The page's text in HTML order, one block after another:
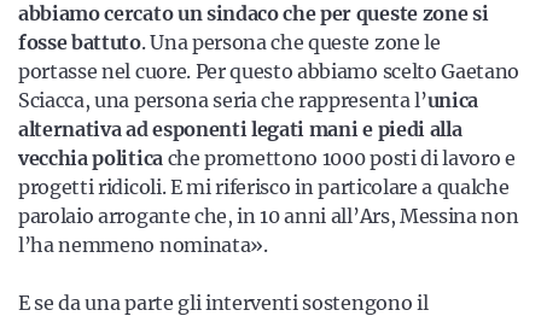
abbiamo cercato un sindaco che per queste zone si
fosse battuto. Una persona che queste zone le
portasse nel cuore. Per questo abbiamo scelto Gaetano
Sciacca, una persona seria che rappresenta l’unica
alternativa ad esponenti legati mani e piedi alla
vecchia politicache promettono 1000 posti di lavoro e
progetti ridicoli. E mi riferisco in particolare a qualche
parolaio arrogante che, in 10 anni all’Ars, Messina non
l’ha nemmeno nominata».
E se da una parte gli interventi sostengono il